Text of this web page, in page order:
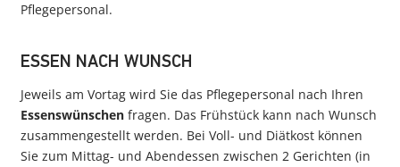
Pflegepersonal.
ESSEN NACH WUNSCH
Jeweils am Vortag wird Sie das Pflegepersonal nach Ihren
Essenswünschen fragen. Das Frühstück kann nach Wunsch
zusammengestellt werden. Bei Voll- und Diätkost können
Sie zum Mittag- und Abendessen zwischen 2 Gerichten (in